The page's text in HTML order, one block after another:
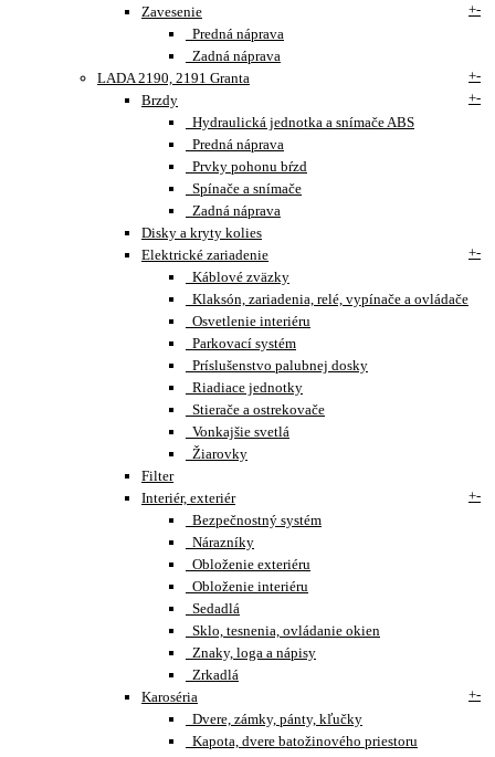
Zavesenie
+-
Predná náprava
Zadná náprava
LADA 2190, 2191 Granta
+-
Brzdy
+-
Hydraulická jednotka a snímače ABS
Predná náprava
Prvky pohonu bŕzd
Spínače a snímače
Zadná náprava
Disky a kryty kolies
Elektrické zariadenie
+-
Káblové zväzky
Klaksón, zariadenia, relé, vypínače a ovládače
Osvetlenie interiéru
Parkovací systém
Príslušenstvo palubnej dosky
Riadiace jednotky
Stierače a ostrekovače
Vonkajšie svetlá
Žiarovky
Filter
Interiér, exteriér
+-
Bezpečnostný systém
Nárazníky
Obloženie exteriéru
Obloženie interiéru
Sedadlá
Sklo, tesnenia, ovládanie okien
Znaky, loga a nápisy
Zrkadlá
Karoséria
+-
Dvere, zámky, pánty, kľučky
Kapota, dvere batožinového priestoru